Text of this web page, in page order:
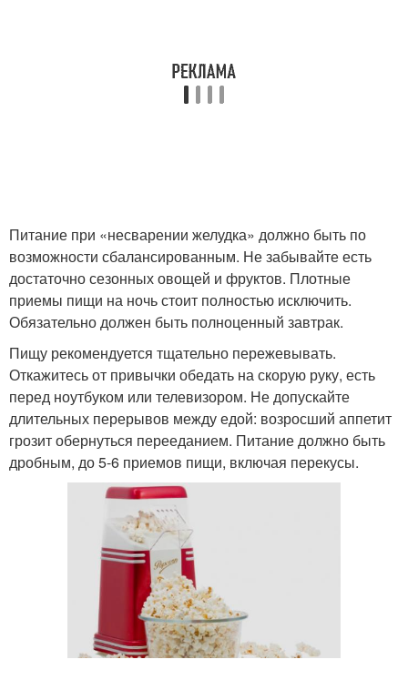
Питание при «несварении желудка» должно быть по
возможности сбалансированным. Не забывайте есть
достаточно сезонных овощей и фруктов. Плотные
приемы пищи на ночь стоит полностью исключить.
Обязательно должен быть полноценный завтрак.
Пищу рекомендуется тщательно пережевывать.
Откажитесь от привычки обедать на скорую руку, есть
перед ноутбуком или телевизором. Не допускайте
длительных перерывов между едой: возросший аппетит
грозит обернуться перееданием. Питание должно быть
дробным, до 5-6 приемов пищи, включая перекусы.